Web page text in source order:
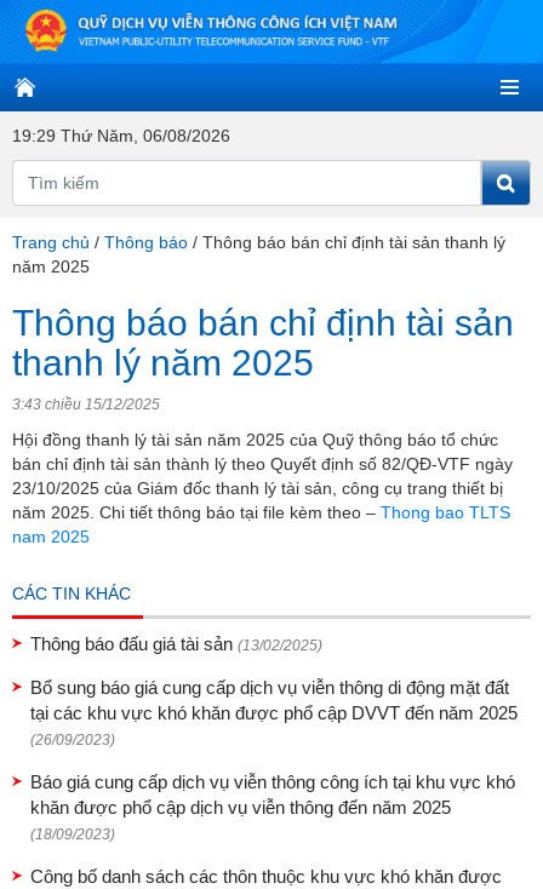
19:29 Thứ Năm, 06/08/2026
Trang chủ / Thông báo / Thông báo bán chỉ định tài sản thanh lý
năm 2025
Thông báo bán chỉ định tài sản
thanh lý năm 2025
3:43 chiều 15/12/2025
Hội đồng thanh lý tài sản năm 2025 của Quỹ thông báo tổ chức
bán chỉ định tài sản thành lý theo Quyết định số 82/QĐ-VTF ngày
23/10/2025 của Giám đốc thanh lý tài sản, công cụ trang thiết bị
năm 2025. Chi tiết thông báo tại file kèm theo – Thong bao TLTS
nam 2025
CÁC TIN KHÁC
Thông báo đấu giá tài sản (13/02/2025)
Bổ sung báo giá cung cấp dịch vụ viễn thông di động mặt đất
tại các khu vực khó khăn được phổ cập DVVT đến năm 2025
(26/09/2023)
Báo giá cung cấp dịch vụ viễn thông công ích tại khu vực khó
khăn được phổ cập dịch vụ viễn thông đến năm 2025
(18/09/2023)
Công bố danh sách các thôn thuộc khu vực khó khăn được